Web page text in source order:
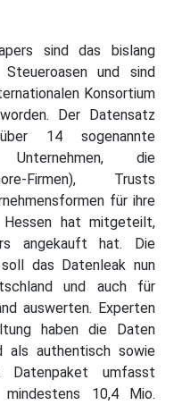
sind das bislang
und sind
Konsortium
Der Datensatz
14 sogenannte
Unternehmen, die
Firmen), Trusts
für ihre
Hessen hat mitgeteilt,
angekauft hat. Die
das Datenleak nun
und auch für
auswerten. Experten
haben die Daten
als authentisch sowie
Datenpaket umfasst
10,4 Mio.